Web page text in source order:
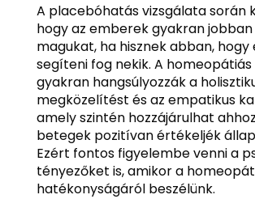
A placebóhatás vizsgálata során
hogy az emberek gyakran jobban
magukat, ha hisznek abban, hogy
segíteni fog nekik. A
gyakran hangsúlyozzák a
megközelítést és az empatikus
amely szintén hozzájárulhat
betegek pozitívan értékeljék
Ezért fontos figyelembe venni a
tényezőket is, amikor a
hatékonyságáról beszélünk.